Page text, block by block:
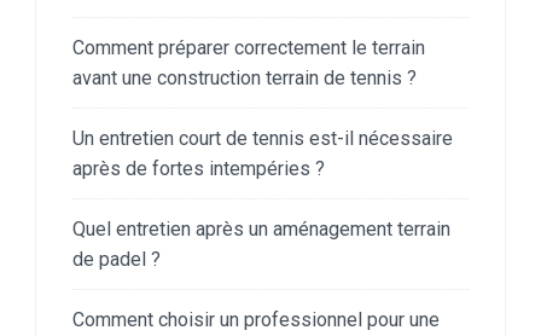
Comment préparer correctement le terrain
avant une construction terrain de tennis ?
Un entretien court de tennis est-il nécessaire
après de fortes intempéries ?
Quel entretien après un aménagement terrain
de padel ?
Comment choisir un professionnel pour une